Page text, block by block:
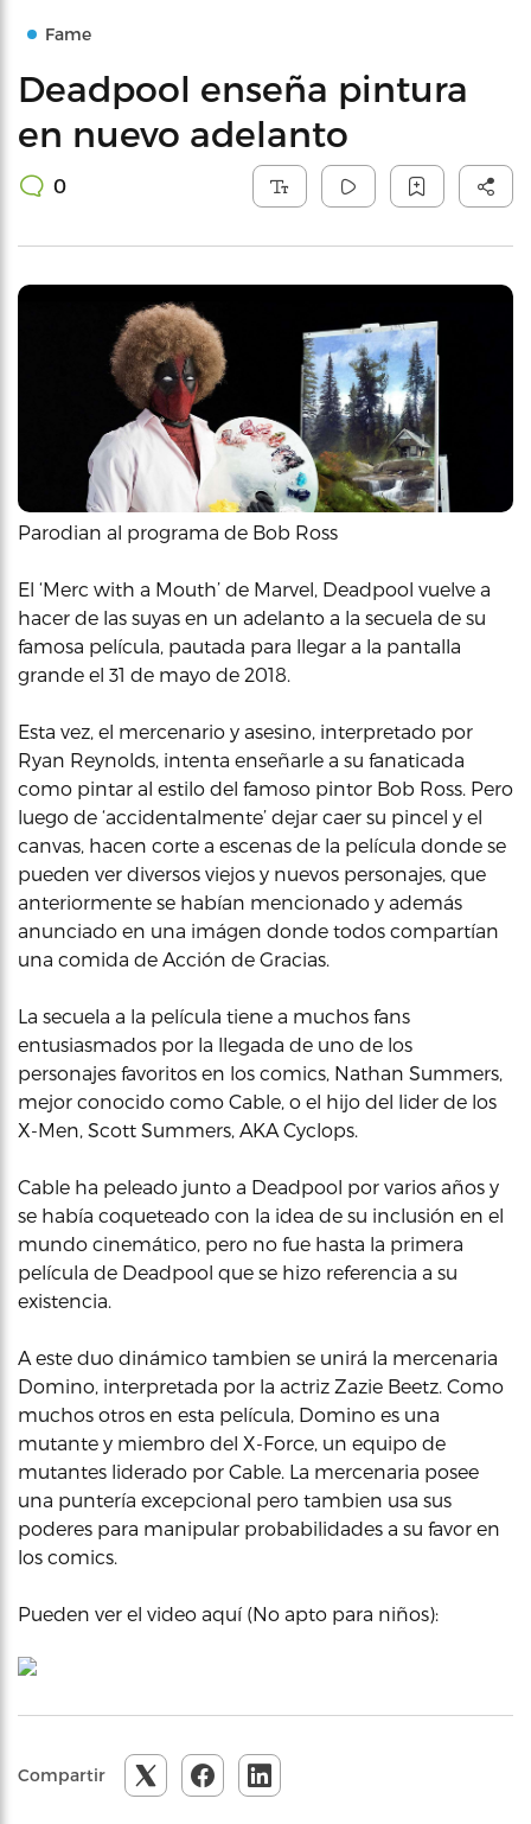
Fame
Deadpool enseña pintura
en nuevo adelanto
0
Parodian al programa de Bob Ross
El ‘Merc with a Mouth’ de Marvel, Deadpool vuelve a
hacer de las suyas en un adelanto a la secuela de su
famosa película, pautada para llegar a la pantalla
grande el 31 de mayo de 2018.
Esta vez, el mercenario y asesino, interpretado por
Ryan Reynolds, intenta enseñarle a su fanaticada
como pintar al estilo del famoso pintor Bob Ross. Pero
luego de ‘accidentalmente’ dejar caer su pincel y el
canvas, hacen corte a escenas de la película donde se
pueden ver diversos viejos y nuevos personajes, que
anteriormente se habían mencionado y además
anunciado en una imágen donde todos compartían
una comida de Acción de Gracias.
La secuela a la película tiene a muchos fans
entusiasmados por la llegada de uno de los
personajes favoritos en los comics, Nathan Summers,
mejor conocido como Cable, o el hijo del lider de los
X-Men, Scott Summers, AKA Cyclops.
Cable ha peleado junto a Deadpool por varios años y
se había coqueteado con la idea de su inclusión en el
mundo cinemático, pero no fue hasta la primera
película de Deadpool que se hizo referencia a su
existencia.
A este duo dinámico tambien se unirá la mercenaria
Domino, interpretada por la actriz Zazie Beetz. Como
muchos otros en esta película, Domino es una
mutante y miembro del X-Force, un equipo de
mutantes liderado por Cable. La mercenaria posee
una puntería excepcional pero tambien usa sus
poderes para manipular probabilidades a su favor en
los comics.
Pueden ver el video aquí (No apto para niños):
Compartir